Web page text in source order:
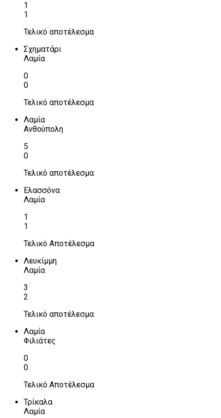
1
1
Τελικό αποτέλεσμα
Σχηματάρι
Λαμία
0
0
Τελικό αποτέλεσμα
Λαμία
Ανθούπολη
5
0
Τελικό αποτέλεσμα
Ελασσόνα
Λαμία
1
1
Τελικό Αποτέλεσμα
Λευκίμμη
Λαμία
3
2
Τελικό αποτέλεσμα
Λαμία
Φιλιάτες
0
0
Τελικό Αποτέλεσμα
Τρίκαλα
Λαμία